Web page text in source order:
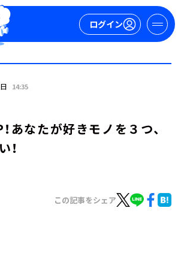
ログイン
14:35
あなたが好きモノを３つ、
！
この記事をシェア